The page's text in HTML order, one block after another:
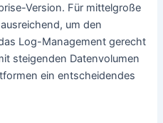
Version. Für mittelgroße
um den
Log-Management gerecht
steigenden Datenvolumen
ein entscheidendes